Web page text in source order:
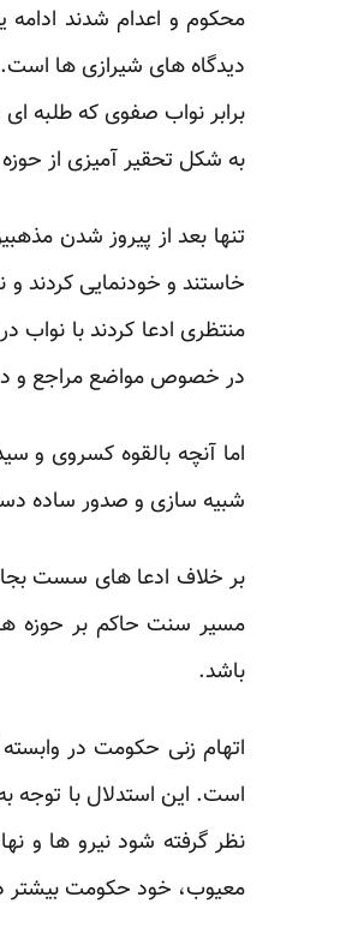
محکوم و اعدام شدند
دیدگاه های شیرازی ها
برابر نواب صفوی که طلبه
به شکل تحقیر آمیزی از
خاستند و خودنمایی کردند
منتظری ادعا کردند با
در خصوص مواضع مراجع و
اما آنچه بالقوه کسروی و
شبیه سازی و صدور ساده
بر خلاف ادعا های سست
مسیر سنت حاکم بر حوزه
باشد.
اتهام زنی حکومت در
است. این استدلال با توجه
نظر گرفته شود نیرو ها و
معیوب، خود حکومت بیشتر